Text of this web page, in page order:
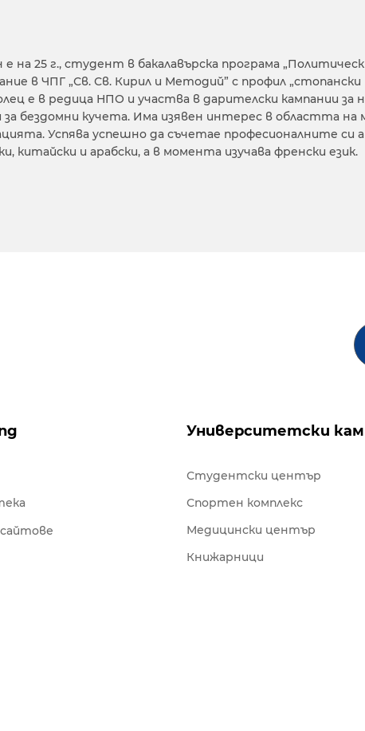
на 25 г., студент в бакалавърска програма
в ЧПГ „Св. Св. Кирил и Методий” с профил
е в редица НПО и участва в дарителски кампании за
бездомни кучета. Има изявен интерес в областта
Успява успешно да съчетае професионалните си
китайски и арабски, а в момента изучава френски език.
Университетски
Студентски център
Спортен комплекс
Медицински център
Книжарници